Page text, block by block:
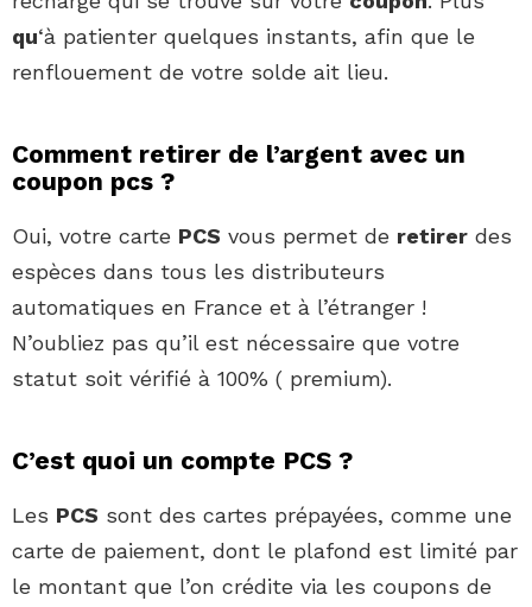
qu‘à patienter quelques instants, afin que le
renflouement de votre solde ait lieu.
Comment retirer de l’argent avec un
coupon pcs ?
Oui, votre carte PCS vous permet de retirer des
espèces dans tous les distributeurs
automatiques en France et à l’étranger !
N’oubliez pas qu’il est nécessaire que votre
statut soit vérifié à 100% ( premium).
C’est quoi un compte PCS ?
Les PCS sont des cartes prépayées, comme une
carte de paiement, dont le plafond est limité par
le montant que l’on crédite via les coupons de